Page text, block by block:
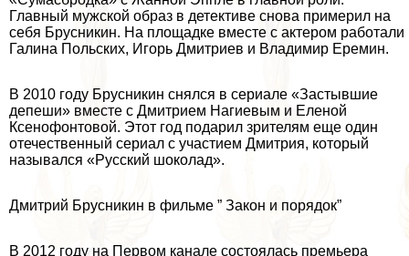
Главный мужской образ в детективе снова примерил на
себя Брусникин. На площадке вместе с актером работали
Галина Польских, Игорь Дмитриев и Владимир Еремин.
В 2010 году Брусникин снялся в сериале «Застывшие
депеши» вместе с Дмитрием Нагиевым и Еленой
Ксенофонтовой. Этот год подарил зрителям еще один
отечественный сериал с участием Дмитрия, который
назывался «Русский шоколад».
Дмитрий Брусникин в фильме ” Закон и порядок”
В 2012 году на Первом канале состоялась премьера